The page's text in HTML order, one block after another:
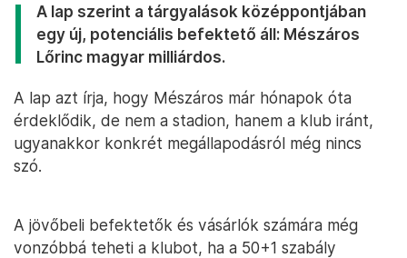
A lap szerint a tárgyalások középpontjában
egy új, potenciális befektető áll: Mészáros
Lőrinc magyar milliárdos.
A lap azt írja, hogy Mészáros már hónapok óta
érdeklődik, de nem a stadion, hanem a klub iránt,
ugyanakkor konkrét megállapodásról még nincs
szó.
A jövőbeli befektetők és vásárlók számára még
vonzóbbá teheti a klubot, ha a 50+1 szabály